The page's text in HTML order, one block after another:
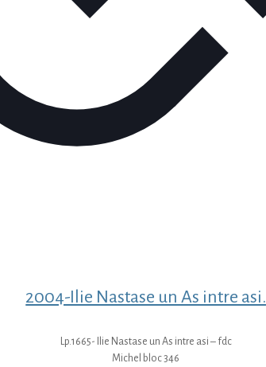
2004-Ilie Nastase un As intre asi.
Lp.1665- Ilie Nastase un As intre asi – fdc
Michel bloc 346